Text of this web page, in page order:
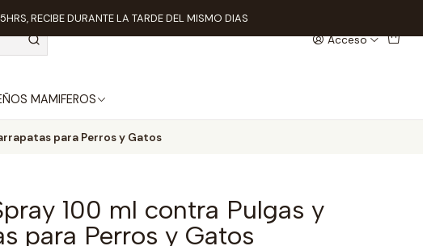
Acceso
MAMIFEROS
RECIBE DURANTE LA TARDE DEL MISMO DIAS
para Perros y Gatos
100 ml contra Pulgas y
para Perros y Gatos